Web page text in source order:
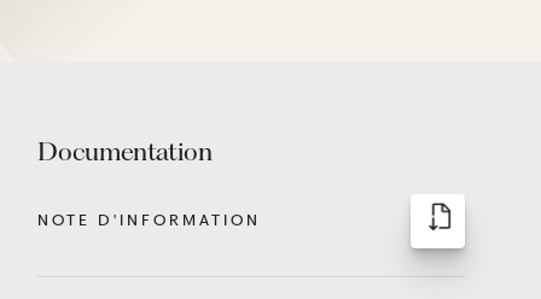
Documentation
NOTE D'INFORMATION